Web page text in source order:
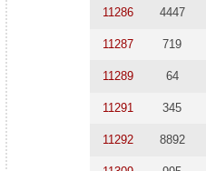
11286 4447
11287 719
11289 64
11291 345
11292 8892